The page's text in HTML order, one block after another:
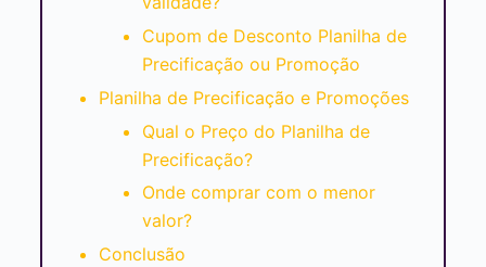
Cupom de Desconto Planilha de
Precificação ou Promoção
Planilha de Precificação e Promoções
Qual o Preço do Planilha de
Precificação?
Onde comprar com o menor
valor?
Conclusão